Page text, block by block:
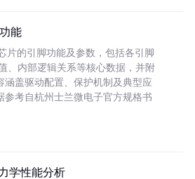
能
片的引脚功能及参数，包括各引脚
、内部逻辑关系等核心数据，并附
涵盖驱动配置、保护机制及典型应
参考自杭州士兰微电子官方规格书
学性能分析